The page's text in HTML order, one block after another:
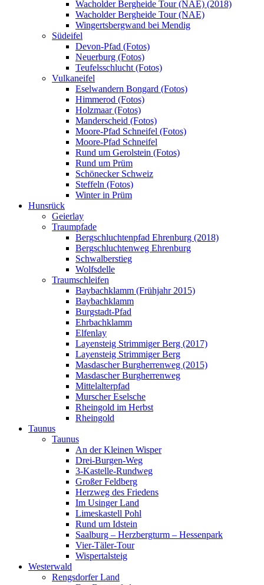
Wacholder Bergheide Tour (NAE) (2018)
Wacholder Bergheide Tour (NAE)
Wingertsbergwand bei Mendig
Südeifel
Devon-Pfad (Fotos)
Neuerburg (Fotos)
Teufelsschlucht (Fotos)
Vulkaneifel
Eselwandern Bongard (Fotos)
Himmerod (Fotos)
Holzmaar (Fotos)
Manderscheid (Fotos)
Moore-Pfad Schneifel (Fotos)
Moore-Pfad Schneifel
Rund um Gerolstein (Fotos)
Rund um Prüm
Schönecker Schweiz
Steffeln (Fotos)
Winter in Prüm
Hunsrück
Geierlay
Traumpfade
Bergschluchtenpfad Ehrenburg (2018)
Bergschluchtenweg Ehrenburg
Schwalberstieg
Wolfsdelle
Traumschleifen
Baybachklamm (Frühjahr 2015)
Baybachklamm
Burgstadt-Pfad
Ehrbachklamm
Elfenlay
Layensteig Strimmiger Berg (2017)
Layensteig Strimmiger Berg
Masdascher Burgherrenweg (2015)
Masdascher Burgherrenweg
Mittelalterpfad
Murscher Eselsche
Rheingold im Herbst
Rheingold
Taunus
Taunus
An der Kleinen Wisper
Drei-Burgen-Weg
3-Kastelle-Rundweg
Großer Feldberg
Herzweg des Friedens
Im Usinger Land
Limeskastell Pohl
Rund um Idstein
Saalburg – Herzbergturm – Hessenpark
Vier-Täler-Tour
Wispertalsteig
Westerwald
Rengsdorfer Land